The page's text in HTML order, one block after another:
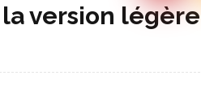
version légère